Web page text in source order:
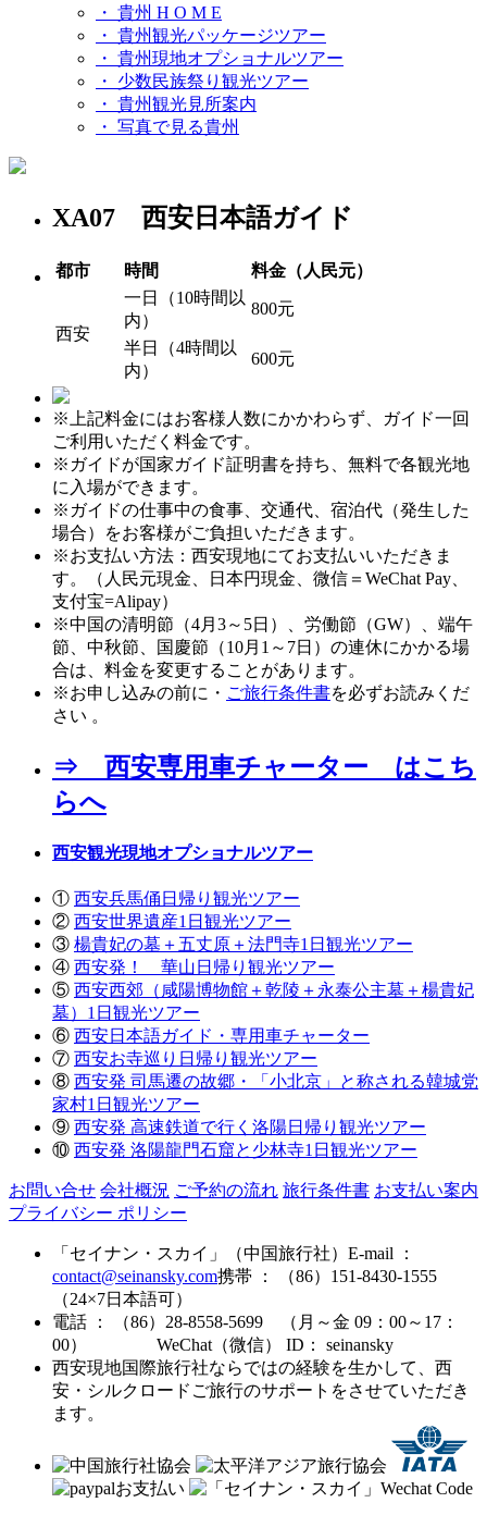
・ 貴州 H O M E
・ 貴州観光パッケージツアー
・ 貴州現地オプショナルツアー
・ 少数民族祭り観光ツアー
・ 貴州観光見所案内
・ 写真で見る貴州
XA07 西安日本語ガイド
都市 時間 料金（人民元）
西安
一日（10時間以
内）
800元
半日（4時間以
内）
600元
※上記料金にはお客様人数にかかわらず、ガイド一回
ご利用いただく料金です。
※ガイドが国家ガイド証明書を持ち、無料で各観光地
に入場ができます。
※ガイドの仕事中の食事、交通代、宿泊代（発生した
場合）をお客様がご負担いただきます。
※お支払い方法：西安現地にてお支払いいただきま
す。（人民元現金、日本円現金、微信＝WeChat Pay、
支付宝=Alipay）
※中国の清明節（4月3～5日）、労働節（GW）、端午
節、中秋節、国慶節（10月1～7日）の連休にかかる場
合は、料金を変更することがあります。
※お申し込みの前に・ ご旅行条件書を必ずお読みくだ
さい 。
⇒ 西安専用車チャーター はこち
らへ
西安観光現地オプショナルツアー
① 西安兵馬俑日帰り観光ツアー
② 西安世界遺産1日観光ツアー
③ 楊貴妃の墓＋五丈原＋法門寺1日観光ツアー
④ 西安発！ 華山日帰り観光ツアー
⑤ 西安西郊（咸陽博物館＋乾陵＋永泰公主墓＋楊貴妃
墓）1日観光ツアー
⑥ 西安日本語ガイド・専用車チャーター
⑦ 西安お寺巡り日帰り観光ツアー
⑧ 西安発 司馬遷の故郷・「小北京」と称される韓城党
家村1日観光ツアー
⑨ 西安発 高速鉄道で行く洛陽日帰り観光ツアー
⑩ 西安発 洛陽龍門石窟と少林寺1日観光ツアー
お問い合せ 会社概況 ご予約の流れ 旅行条件書 お支払い案内
プライバシー ポリシー
「セイナン・スカイ」（中国旅行社） E-mail ：
contact@seinansky.com携帯 ： （86）151-8430-1555
（24×7日本語可）
電話 ： （86）28-8558-5699 （月～金 09：00～17：
00） WeChat（微信） ID： seinansky
西安現地国際旅行社ならではの経験を生かして、西
安・シルクロードご旅行のサポートをさせていただき
ます。